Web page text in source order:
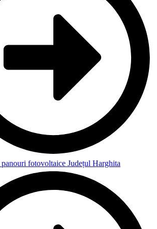
fotovoltaice Județul Harghita